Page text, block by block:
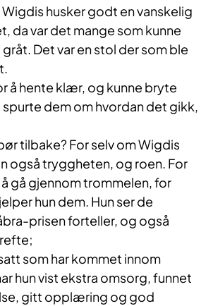
husker godt en vanskelig
da var det mange som kunne
Det var en stol der som ble
å hente klær, og kunne bryte
spurte dem om hvordan det gikk,
tilbake? For selv om Wigdis
også tryggheten, og roen. For
gå gjennom trommelen, for
hun dem. Hun ser de
prisen forteller, og også
som har kommet innom
hun vist ekstra omsorg, funnet
gitt opplæring og god